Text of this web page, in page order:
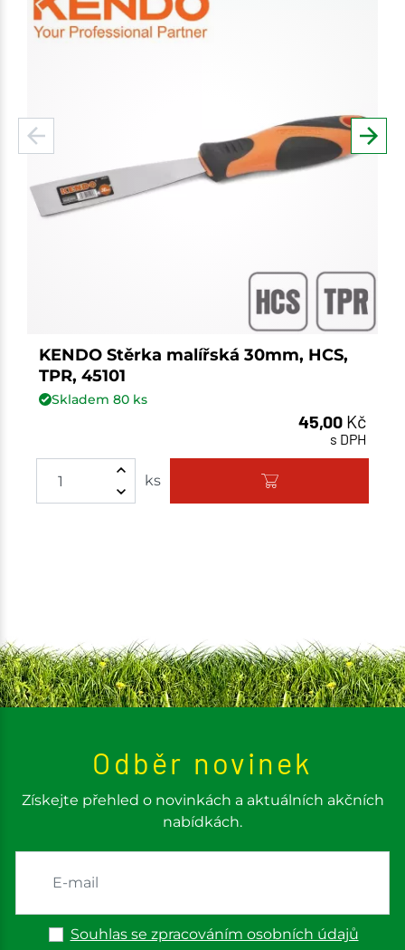
KENDO Stěrka malířská 30mm, HCS,
TPR, 45101
Skladem 80ks
45,00 Kč
s DPH
ks Množství
Odběr novinek
Získejte přehled o novinkách a aktuálních akčních
nabídkách.
Souhlas se zpracováním osobních údajů